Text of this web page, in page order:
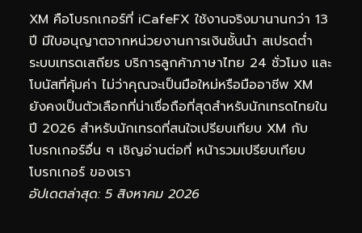
XM คือโบรกเกอร์ที่ iCafeFX ใช้งานจริงมานานกว่า 13
ปี มีใบอนุญาตจากหน่วยงานการเงินชั้นนำ สเปรดต่ำ
ระบบเทรดเสถียร บริการลูกค้าภาษาไทย 24 ชั่วโมง และ
โบนัสที่คุ้มค่า ไม่ว่าคุณจะเป็นมือใหม่หรือมืออาชีพ XM
ยังคงเป็นตัวเลือกที่น่าเชื่อถือที่สุดสำหรับนักเทรดไทยใน
ปี 2026 สำหรับนักเทรดที่สนใจเปรียบเทียบ XM กับ
โบรกเกอร์อื่น ๆ เชิญอ่านต่อที่ หน้ารวมเปรียบเทียบ
โบรกเกอร์ ของเรา
อัปเดตล่าสุด: 5 สิงหาคม 2026